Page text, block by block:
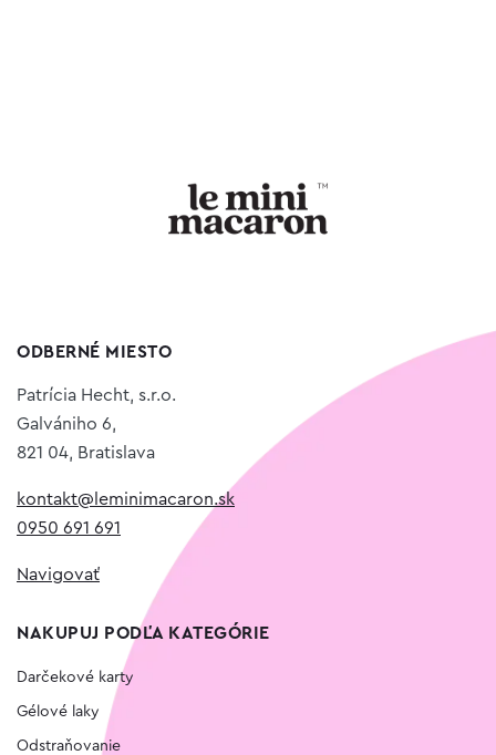
ODBERNÉ MIESTO
Patrícia Hecht, s.r.o.
Galvániho 6,
821 04, Bratislava
kontakt@leminimacaron.sk
0950 691 691
Navigovať
NAKUPUJ PODĽA KATEGÓRIE
Darčekové karty
Gélové laky
Odstraňovanie